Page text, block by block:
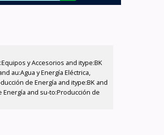
y Accesorios and itype:BK
au:Agua y Energía Eléctrica,
de Energía and itype:BK and
and su-to:Producción de